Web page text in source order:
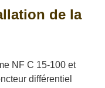
de la
NF C 15-100 et
différentiel